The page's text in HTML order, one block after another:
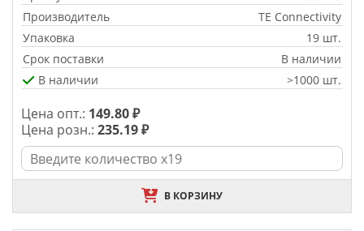
Производитель
TE Connectivity
Упаковка
19 шт.
Срок поставки
В наличии
В наличии
>1000 шт.
Цена опт.: 149.80 ₽
Цена розн.: 235.19 ₽
В КОРЗИНУ